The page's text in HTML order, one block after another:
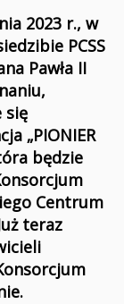
2023 r., w
PCSS
Pawła II
się
„PIONIER
będzie
Centrum
teraz